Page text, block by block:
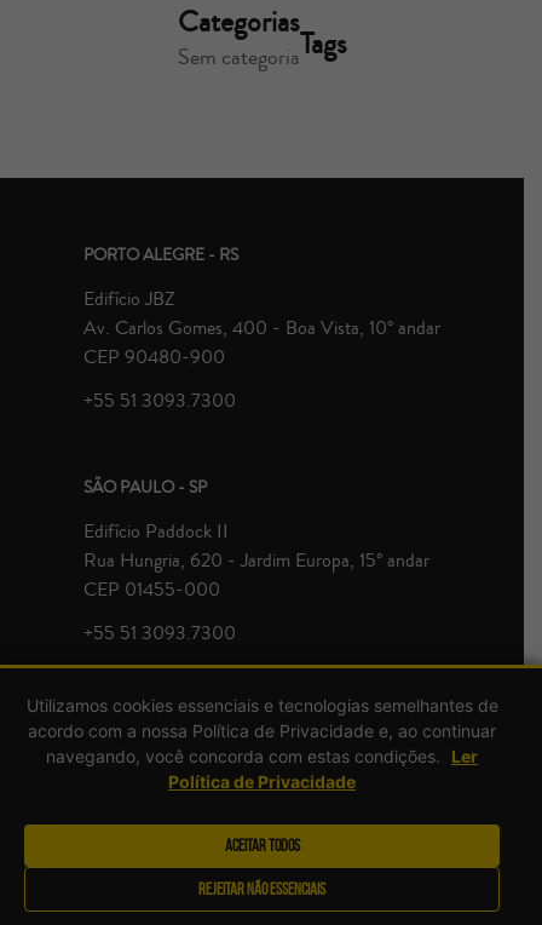
Categorias
Sem categoriaTags
PORTO ALEGRE - RS
Edifício JBZ
Av. Carlos Gomes, 400 - Boa Vista, 10° andar
CEP 90480-900
+55 51 3093.7300
SÃO PAULO - SP
Edifício Paddock II
Rua Hungria, 620 - Jardim Europa, 15° andar
CEP 01455-000
+55 51 3093.7300
© Zavagna Gralha Advogados 2026 | Todos direitos reservados.
Utilizamos cookies essenciais e tecnologias semelhantes de
acordo com a nossa Política de Privacidade e, ao continuar
navegando, você concorda com estas condições.
Ler
Política de Privacidade
Aceitar Todos
Rejeitar Não Essenciais